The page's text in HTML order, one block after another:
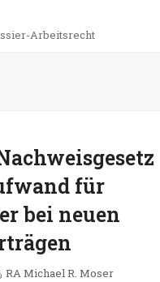
für
bei neuen
RA Michael R. Moser